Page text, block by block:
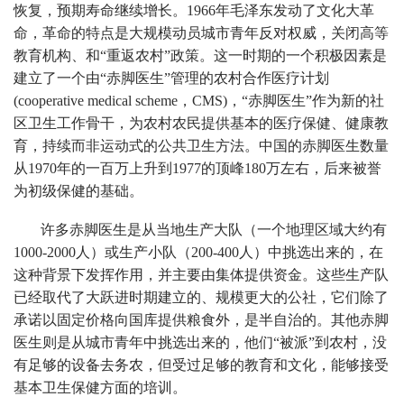
恢复，预期寿命继续增长。1966年毛泽东发动了文化大革
命，革命的特点是大规模动员城市青年反对权威，关闭高等
教育机构、和“重返农村”政策。这一时期的一个积极因素是
建立了一个由“赤脚医生”管理的农村合作医疗计划
(cooperative medical scheme，CMS)，“赤脚医生”作为新的社
区卫生工作骨干，为农村农民提供基本的医疗保健、健康教
育，持续而非运动式的公共卫生方法。中国的赤脚医生数量
从1970年的一百万上升到1977的顶峰180万左右，后来被誉
为初级保健的基础。
许多赤脚医生是从当地生产大队（一个地理区域大约有
1000-2000人）或生产小队（200-400人）中挑选出来的，在
这种背景下发挥作用，并主要由集体提供资金。这些生产队
已经取代了大跃进时期建立的、规模更大的公社，它们除了
承诺以固定价格向国库提供粮食外，是半自治的。其他赤脚
医生则是从城市青年中挑选出来的，他们“被派”到农村，没
有足够的设备去务农，但受过足够的教育和文化，能够接受
基本卫生保健方面的培训。